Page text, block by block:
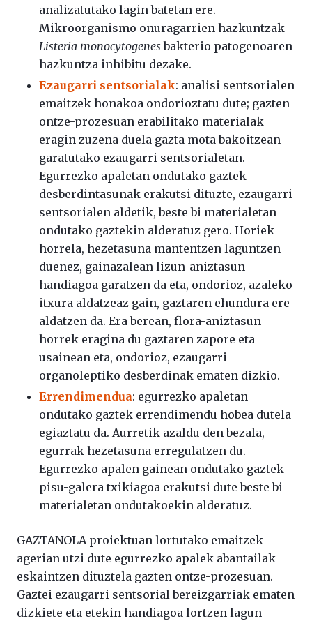
analizatutako lagin batetan ere.
Mikroorganismo onuragarrien hazkuntzak
Listeria monocytogenes bakterio patogenoaren
hazkuntza inhibitu dezake.
Ezaugarri sentsorialak: analisi sentsorialen
emaitzek honakoa ondorioztatu dute; gazten
ontze-prozesuan erabilitako materialak
eragin zuzena duela gazta mota bakoitzean
garatutako ezaugarri sentsorialetan.
Egurrezko apaletan ondutako gaztek
desberdintasunak erakutsi dituzte, ezaugarri
sentsorialen aldetik, beste bi materialetan
ondutako gaztekin alderatuz gero. Horiek
horrela, hezetasuna mantentzen laguntzen
duenez, gainazalean lizun-aniztasun
handiagoa garatzen da eta, ondorioz, azaleko
itxura aldatzeaz gain, gaztaren ehundura ere
aldatzen da. Era berean, flora-aniztasun
horrek eragina du gaztaren zapore eta
usainean eta, ondorioz, ezaugarri
organoleptiko desberdinak ematen dizkio.
Errendimendua: egurrezko apaletan
ondutako gaztek errendimendu hobea dutela
egiaztatu da. Aurretik azaldu den bezala,
egurrak hezetasuna erregulatzen du.
Egurrezko apalen gainean ondutako gaztek
pisu-galera txikiagoa erakutsi dute beste bi
materialetan ondutakoekin alderatuz.
GAZTANOLA proiektuan lortutako emaitzek
agerian utzi dute egurrezko apalek abantailak
eskaintzen dituztela gazten ontze-prozesuan.
Gaztei ezaugarri sentsorial bereizgarriak ematen
dizkiete eta etekin handiagoa lortzen lagun